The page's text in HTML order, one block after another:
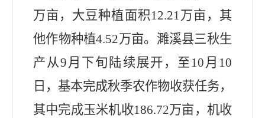
万亩，大豆种植面积12.21万亩，其
他作物种植4.52万亩。濉溪县三秋生
产从9 月下旬陆续展开，至 10 月 10
日，基本完成秋季农作物收获任务，
其中完成玉米机收186.72万亩，机收